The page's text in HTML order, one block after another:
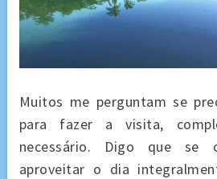
Muitos me perguntam se
para fazer a visita,
necessário. Digo que se
aproveitar o dia